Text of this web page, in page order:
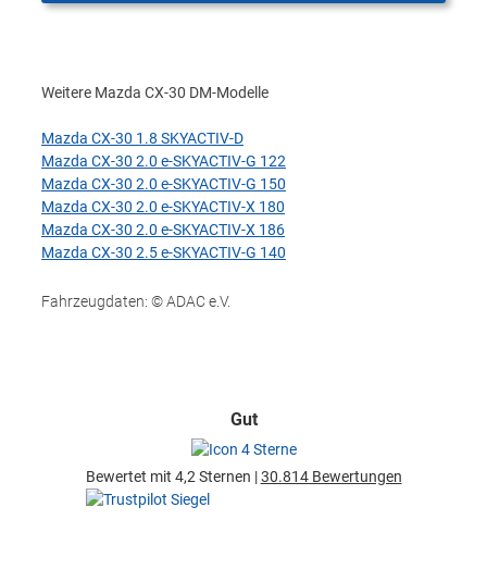
Weitere Mazda CX-30 DM-Modelle
Mazda CX-30 1.8 SKYACTIV-D
Mazda CX-30 2.0 e-SKYACTIV-G 122
Mazda CX-30 2.0 e-SKYACTIV-G 150
Mazda CX-30 2.0 e-SKYACTIV-X 180
Mazda CX-30 2.0 e-SKYACTIV-X 186
Mazda CX-30 2.5 e-SKYACTIV-G 140
Fahrzeugdaten: © ADAC e.V.
Gut
Bewertet mit 4,2 Sternen |30.814 Bewertungen